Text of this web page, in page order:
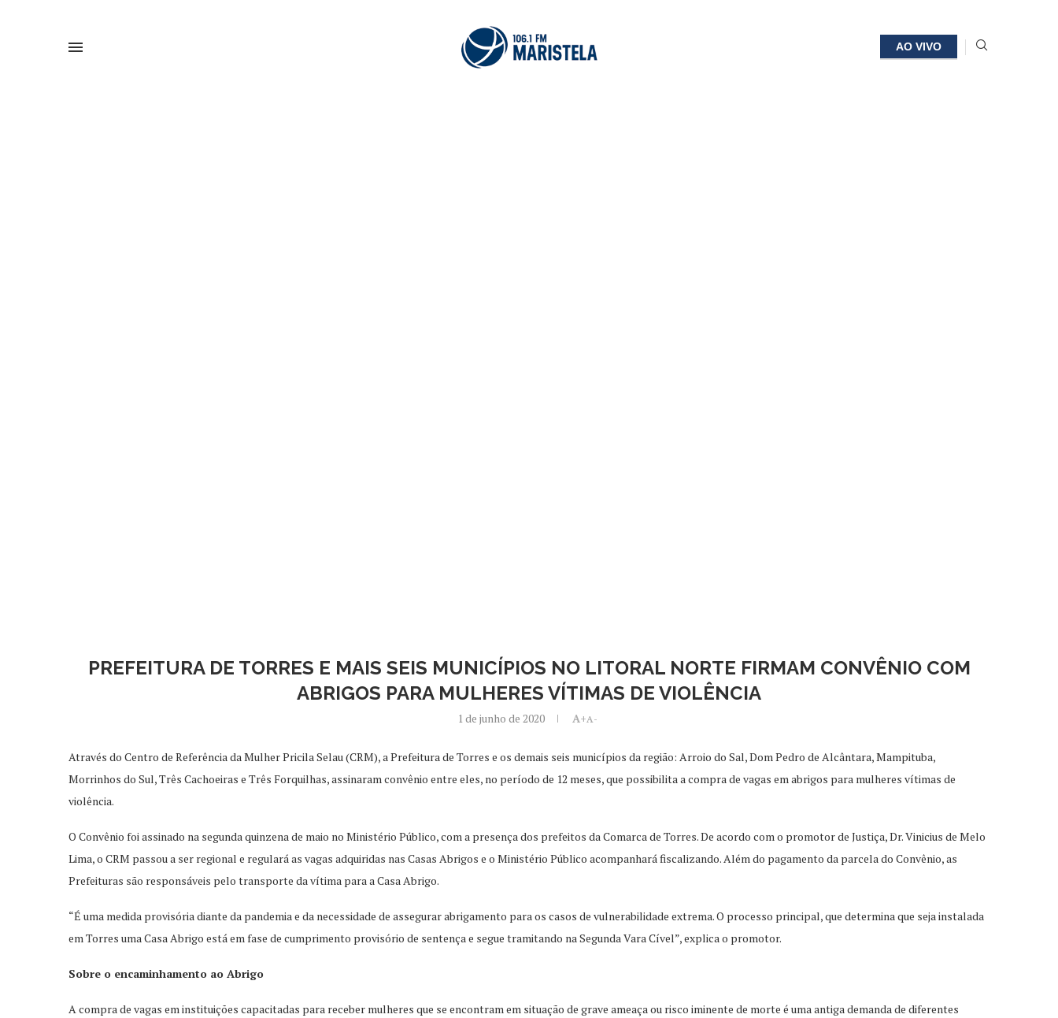
AO VIVO
PREFEITURA DE TORRES E MAIS SEIS MUNICÍPIOS NO LITORAL NORTE FIRMAM CONVÊNIO COM
ABRIGOS PARA MULHERES VÍTIMAS DE VIOLÊNCIA
1 de junho de 2020 A+A-
Através do Centro de Referência da Mulher Pricila Selau (CRM), a Prefeitura de Torres e os demais seis municípios da região: Arroio do Sal, Dom Pedro de Alcântara, Mampituba,
Morrinhos do Sul, Três Cachoeiras e Três Forquilhas, assinaram convênio entre eles, no período de 12 meses, que possibilita a compra de vagas em abrigos para mulheres vítimas de
violência.
O Convênio foi assinado na segunda quinzena de maio no Ministério Público, com a presença dos prefeitos da Comarca de Torres. De acordo com o promotor de Justiça, Dr. Vinicius de Melo
Lima, o CRM passou a ser regional e regulará as vagas adquiridas nas Casas Abrigos e o Ministério Público acompanhará fiscalizando. Além do pagamento da parcela do Convênio, as
Prefeituras são responsáveis pelo transporte da vítima para a Casa Abrigo.
“É uma medida provisória diante da pandemia e da necessidade de assegurar abrigamento para os casos de vulnerabilidade extrema. O processo principal, que determina que seja instalada
em Torres uma Casa Abrigo está em fase de cumprimento provisório de sentença e segue tramitando na Segunda Vara Cível”, explica o promotor.
Sobre o encaminhamento ao Abrigo
A compra de vagas em instituições capacitadas para receber mulheres que se encontram em situação de grave ameaça ou risco iminente de morte é uma antiga demanda de diferentes